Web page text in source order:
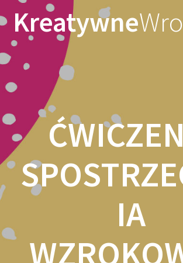
to
content
Kreatywne
IA